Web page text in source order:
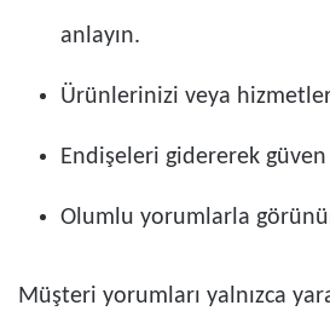
anlayın.
Ürünlerinizi veya
Endişeleri gidererek
Olumlu yorumlarla
Müşteri yorumları yalnızca